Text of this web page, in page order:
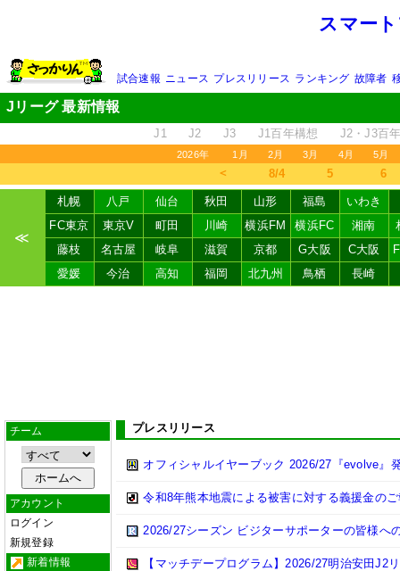
スマー
試合速報 ニュース プレスリリース ランキング 故障者
Jリーグ 最新情報
J1 J2 J3 J1百年構想 J2・J3百
2026年 1月 2月 3月 4月 5月
＜ 8/4 5 6
≪
札幌 八戸 仙台 秋田 山形 福島
いわき
FC東京
東京V 町田 川崎 横浜FM 横浜FC 湘南
藤枝
名古屋 岐阜 滋賀 京都 G大阪 C大阪
愛媛
今治 高知 福岡 北九州 鳥栖 長崎
チーム
アカウント
ログイン
新規登録
新着情報
プレスリリース
オフィシャルイヤーブック 2026/27『evolve』
令和8年熊本地震による被害に対する義援金の
2026/27シーズン ビジターサポーターの皆様へ
【マッチデープログラム】2026/27明治安田J2